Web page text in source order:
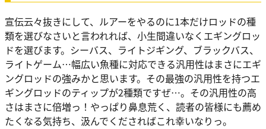
宣伝云々抜きにして、ルアーをやるのに1本だけロッドの種
類を選びなさいと言われれば、小生間違いなくエギングロッ
ドを選びます。シーバス、ライトジギング、ブラックバス、
ライトゲーム…幅広い魚種に対応できる汎用性はまさにエギ
ングロッドの強みかと思います。その最強の汎用性を持つエ
ギングロッドのティップが2種類ですぜ…。その汎用性の高
さはまさに倍増っ！やっぱり鼻息荒く、読者の皆様にも薦め
たくなる気持ち、汲んでくださればこれ幸いなりっ。